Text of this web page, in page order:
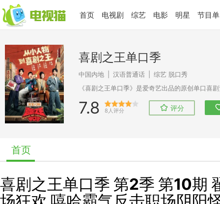
首页 电视剧 综艺 电影 明星 节目单
喜剧之王单口季
中国内地 汉语普通话 综艺 脱口秀
7.8 8人评分 评分
首页
喜剧之王单口季 第2季 第10期